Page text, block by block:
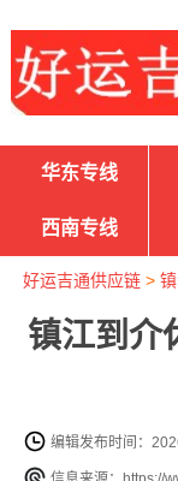
华东专线
西南专线
好运吉通供应链>
镇江到介
编辑发布时间：